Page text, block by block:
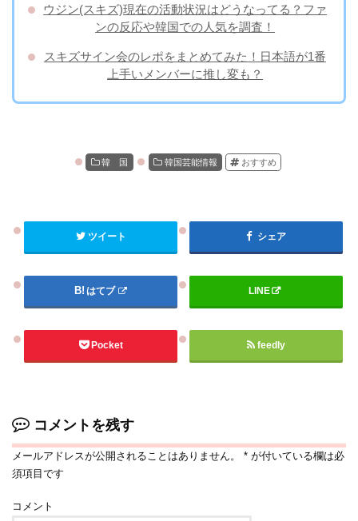
ウジン(スキズ)現在の活動状況はどうなってる？ファ
ンの反応や韓国での人気を調査！
スキズサイン会のレポをまとめてみた！日本語が1番
上手いメンバーに推し変も？
韓 国 韓国芸能情報 おすすめ
ツイート シェア
はてブ LINE
Pocket feedly
コメントを残す
メールアドレスが公開されることはありません。 * が付いている欄は必
須項目です
コメント